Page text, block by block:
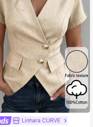
Linhara CURVE